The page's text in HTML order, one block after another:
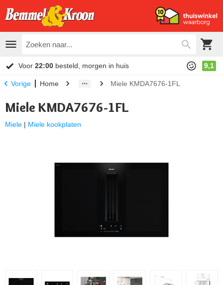
Voor 22:00 besteld, morgen in huis 9,1
Vorige Home Miele KMDA7676-1FL
Miele KMDA7676-1FL
Miele | Miele kookplaten